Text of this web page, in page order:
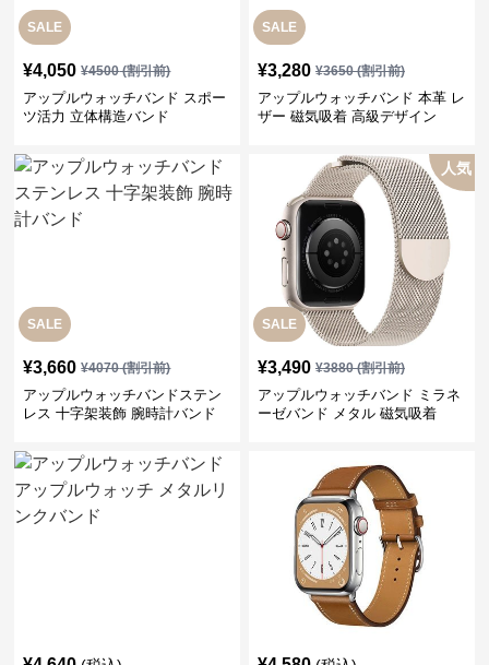
SALE
¥4,050 ¥4500(割引前)
アップルウォッチバンド スポー
ツ活力 立体構造バンド
SALE
¥3,280 ¥3650(割引前)
アップルウォッチバンド 本革 レ
ザー 磁気吸着 高級デザイン
SALE
¥3,660 ¥4070(割引前)
アップルウォッチバンドステン
レス 十字架装飾 腕時計バンド
SALE
人気
¥3,490 ¥3880(割引前)
アップルウォッチバンド ミラネ
ーゼバンド メタル 磁気吸着